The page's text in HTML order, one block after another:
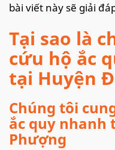
bài viết này sẽ giải
Tại sao là
cứu hộ ắc
tại Huyện
Chúng tôi
ắc quy nhanh
Phượng